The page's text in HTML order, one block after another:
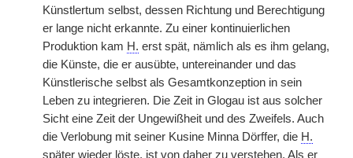
Künstlertum selbst, dessen Richtung und Berechtigung
er lange nicht erkannte. Zu einer kontinuierlichen
Produktion kam H. erst spät, nämlich als es ihm gelang,
die Künste, die er ausübte, untereinander und das
Künstlerische selbst als Gesamtkonzeption in sein
Leben zu integrieren. Die Zeit in Glogau ist aus solcher
Sicht eine Zeit der Ungewißheit und des Zweifels. Auch
die Verlobung mit seiner Kusine Minna Dörffer, die H.
später wieder löste, ist von daher zu verstehen. Als er